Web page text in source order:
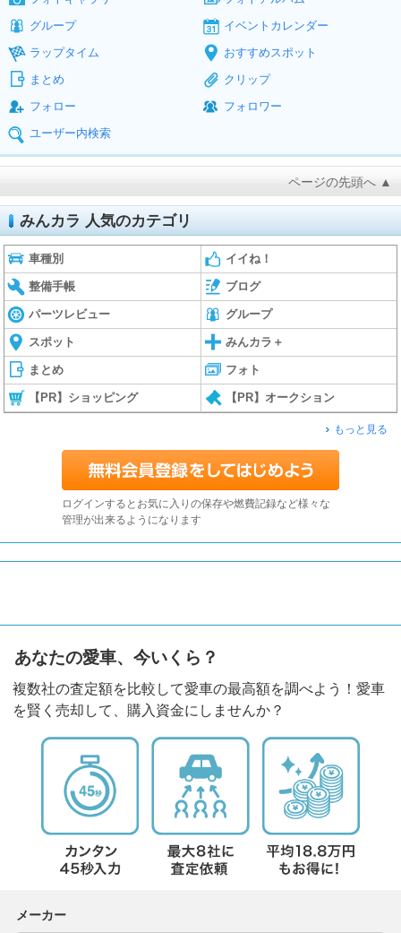
グループ
イベントカレンダー
ラップタイム
おすすめスポット
まとめ
クリップ
フォロー
フォロワー
ユーザー内検索
ページの先頭へ ▲
みんカラ 人気のカテゴリ
車種別 イイね！
整備手帳 ブログ
パーツレビュー グループ
スポット みんカラ＋
まとめ フォト
【PR】ショッピング 【PR】オークション
もっと見る
ログインするとお気に入りの保存や燃費記録など様々な
管理が出来るようになります
あなたの愛車、今いくら？
複数社の査定額を比較して愛車の最高額を調べよう！愛車
を賢く売却して、購入資金にしませんか？
メーカー